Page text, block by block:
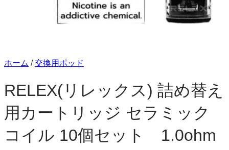
ホーム / 交換用ポッド
RELEX(リレックス) 詰め替え
用カートリッジ セラミック
コイル 10個セット 1.0ohm